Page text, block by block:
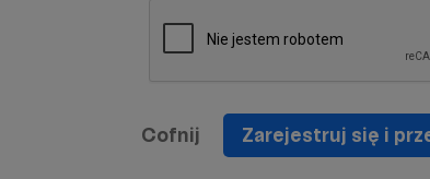
Cofnij Zarejestruj się i